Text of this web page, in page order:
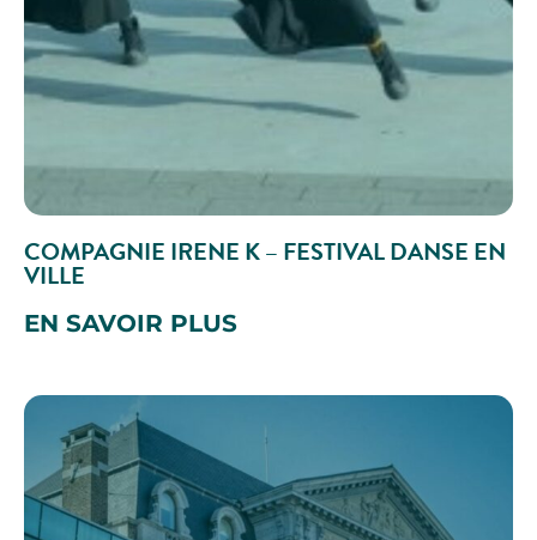
COMPAGNIE IRENE K – FESTIVAL DANSE EN
VILLE
EN SAVOIR PLUS